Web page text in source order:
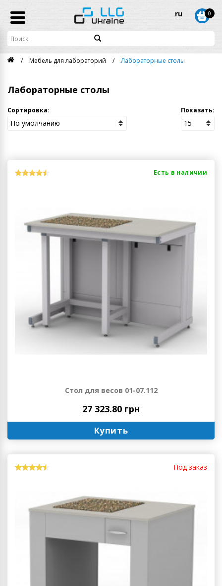
ru 0
Мебель для лабораторий Лабораторные столы
Лабораторные столы
Сортировка: Показать:
Есть в наличии
Стол для весов 01-07.112
27 323.80 грн
Купить
Под заказ